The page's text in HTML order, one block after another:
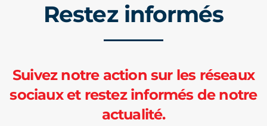
Restez informés
Suivez notre action sur les réseaux
sociaux et restez informés de notre
actualité.